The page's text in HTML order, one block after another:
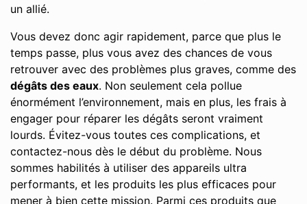
un allié.
Vous devez donc agir rapidement, parce que plus le
temps passe, plus vous avez des chances de vous
retrouver avec des problèmes plus graves, comme des
dégâts des eaux. Non seulement cela pollue
énormément l’environnement, mais en plus, les frais à
engager pour réparer les dégâts seront vraiment
lourds. Évitez-vous toutes ces complications, et
contactez-nous dès le début du problème. Nous
sommes habilités à utiliser des appareils ultra
performants, et les produits les plus efficaces pour
mener à bien cette mission. Parmi ces produits que